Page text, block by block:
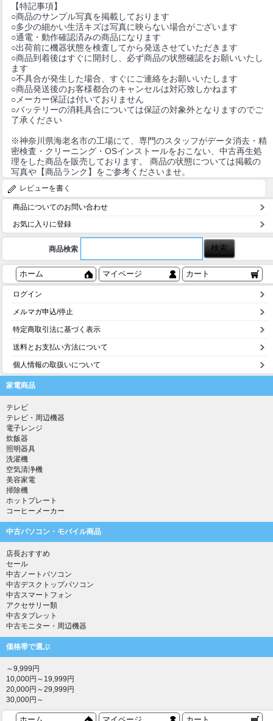
【特記事項】
○商品のサンプル写真を掲載しております
○多少の細かい生活キズは写真に映らない場合がございます
○通電・動作確認済みの商品になります
○出荷前に機器状態を検査してから発送させていただきます
○商品到着後はすぐに開封し、必ず商品の状態確認をお願いいたし
ます
○不具合が発生した場合、すぐにご連絡をお願いいたします
○商品発送後のお客様都合のキャンセルは対応致しかねます
○メーカー保証は付いておりません
○バッテリーの消耗具合については保証の対象外となりますのでご
了承ください
※神奈川県海老名市の工場にて、専門のスタッフがデータ消去・精
密検査・クリーニング・OSインストールをおこない、中古再生処
理をした商品を販売しております。 商品の状態については掲載の
写真や【商品ランク】をご参考くださいませ。
レビューを書く
商品についてのお問い合わせ
お気に入りに登録
商品検索
ホーム マイページ カート
ログイン
メルマガ申込/停止
特定商取引法に基づく表示
送料とお支払い方法について
個人情報の取扱いについて
家電商品
テレビ
テレビ・周辺機器
電子レンジ
炊飯器
照明器具
洗濯機
空気清浄機
美容家電
掃除機
ホットプレート
コーヒーメーカー
中古パソコン・モバイル商品
店長おすすめ
セール
中古ノートパソコン
中古デスクトップパソコン
中古スマートフォン
アクセサリー類
中古タブレット
中古モニター・周辺機器
価格帯で選ぶ
～9,999円
10,000円～19,999円
20,000円～29,999円
30,000円～